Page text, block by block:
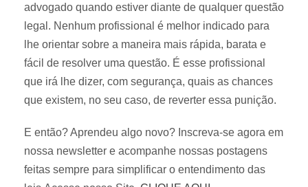
advogado quando estiver diante de qualquer questão
legal. Nenhum profissional é melhor indicado para
lhe orientar sobre a maneira mais rápida, barata e
fácil de resolver uma questão. É esse profissional
que irá lhe dizer, com segurança, quais as chances
que existem, no seu caso, de reverter essa punição.
E então? Aprendeu algo novo? Inscreva-se agora em
nossa newsletter e acompanhe nossas postagens
feitas sempre para simplificar o entendimento das